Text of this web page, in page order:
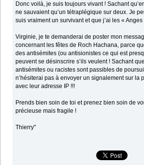
Donc voilà, je suis toujours vivant ! Sachant
ne sauvaient qu’un tétraplégique sur deux. Je
suis vraiment un survivant et que j’ai les «
Virginie, je te demanderai de poster mon
concernant les fêtes de Roch Hachana, parce
des antisémites (ou antisionistes ce qui est
peuvent se désinscrire s’ils veulent ! Sachant
antisémites ou racistes sont passibles de
n’hésiterai pas à envoyer un signalement sur la
avec leur adresse IP !!!
Prends bien soin de toi et prenez bien soin de
précieuse mais fragile !
Thierry"